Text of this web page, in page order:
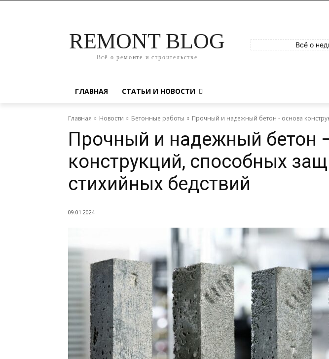
REMONT BLOG
Всё о ремонте и строительстве
Всё о
ГЛАВНАЯ СТАТЬИ И НОВОСТИ
Главная Новости Бетонные работы Прочный и надежный бетон - основа
Прочный и надежный бетон
конструкций, способных
стихийных бедствий
09.01.2024